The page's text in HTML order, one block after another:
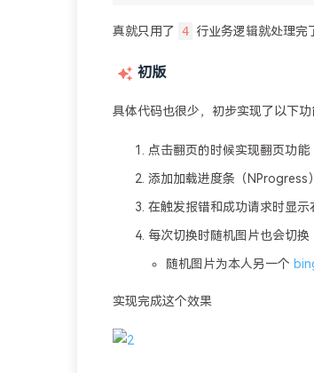
真就只用了 4 行业务逻辑就处理完
初版
具体代码也很少，初步实现了以下功
点击翻页的时候实现翻页功能
添加加载进度条（NProgress）
在触发报错和成功请求时显
每次切换时随机图片也会切换
随机图片为本人另一个
实现完成这个效果